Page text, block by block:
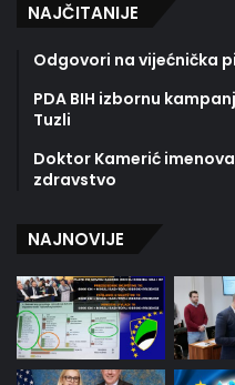
NAJČITANIJE
Odgovori na vijećnička
PDA BIH izbornu
Tuzli
Doktor Kamerić
zdravstvo
NAJNOVIJE